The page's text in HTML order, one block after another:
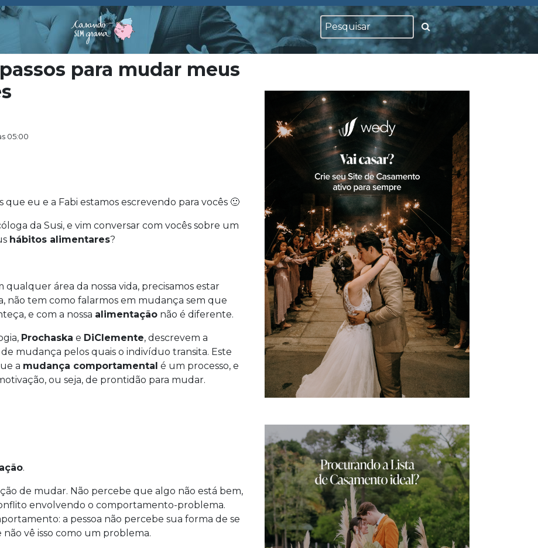
para mudar meus
05:00
eu e a Fabi estamos escrevendo para vocês 🙂
da Susi, e vim conversar com vocês sobre um
hábitos alimentares?
qualquer área da nossa vida, precisamos estar
não tem como falarmos em mudança sem que
e com a nossa alimentação não é diferente.
Prochaska e DiClemente, descrevem a
mudança pelos quais o indivíduo transita. Este
a mudança comportamental é um processo, e
ou seja, de prontidão para mudar.
.
de mudar. Não percebe que algo não está bem,
envolvendo o comportamento-problema.
a pessoa não percebe sua forma de se
vê isso como um problema.